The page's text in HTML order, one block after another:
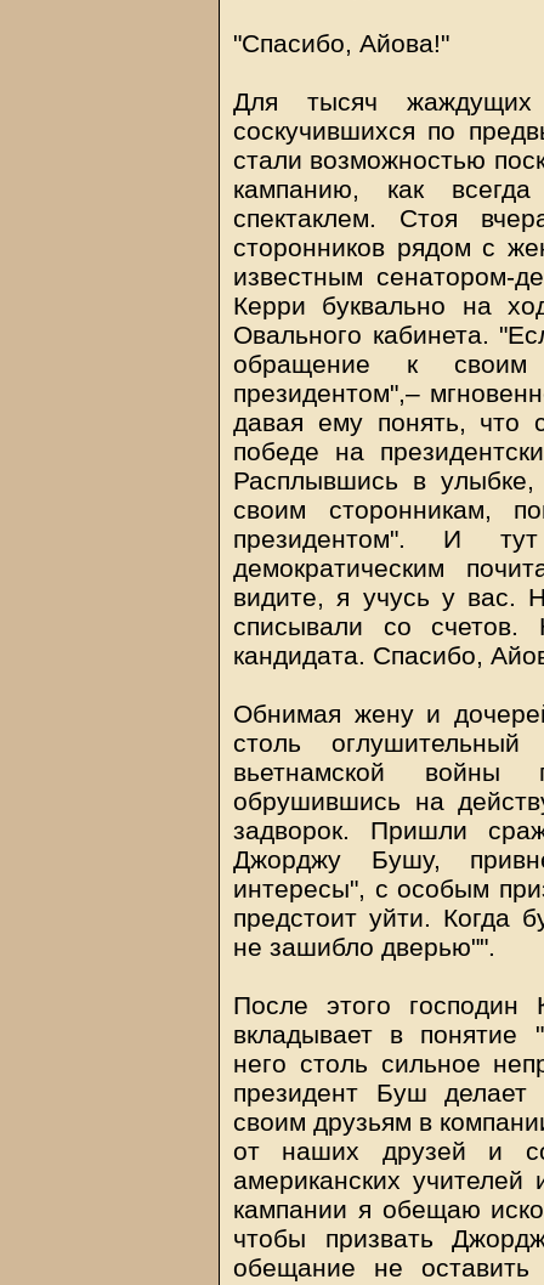
"Спасибо, Айова!"
Для тысяч
соскучившихся по
стали возможностью
кампанию, как
спектаклем. Стоя
сторонников рядом с
известным сенатором-
Керри буквально на
Овального кабинета.
обращение к своим
президентом",–
давая ему понять, что
победе на
Расплывшись в
своим сторонникам,
президентом". И
демократическим
видите, я учусь у вас.
списывали со
кандидата. Спасибо,
Обнимая жену и
столь
вьетнамской войны
обрушившись на
задворок. Пришли
Джорджу Бушу,
интересы", с особым
предстоит уйти. Когда
не зашибло дверью"".
После этого
вкладывает в
него столь сильное
президент Буш делает
своим друзьям в
от наших друзей и
американских
кампании я обещаю
чтобы призвать
обещание не